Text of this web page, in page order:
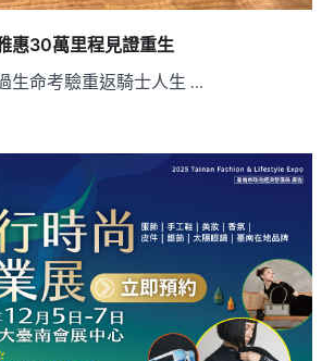
惠30萬里程見證重生
生命考驗重返騎士人生 …